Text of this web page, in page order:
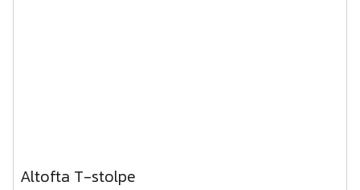
Altofta T-stolpe